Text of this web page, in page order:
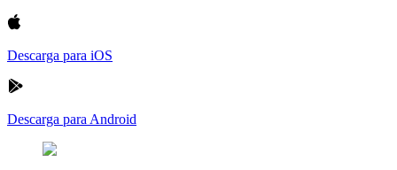
Descarga para iOS
Descarga para Android